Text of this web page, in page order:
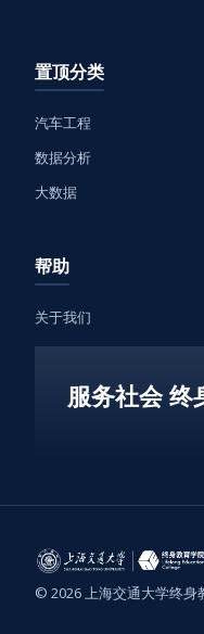
置顶分类
汽车工程
数据分析
大数据
帮助
关于我们
服务社会 终
© 2026 上海交通大学终身